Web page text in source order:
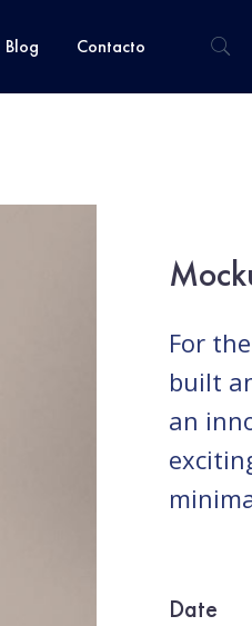
Blog Contacto
For
built
an
Date